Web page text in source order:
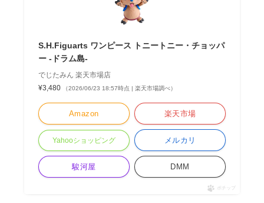
S.H.Figuarts ワンピース トニートニー・チョッパ
ー -ドラム島-
でじたみん 楽天市場店
¥3,480
（2026/06/23 18:57時点 | 楽天市場調べ）
Amazon 楽天市場
Yahooショッピング メルカリ
駿河屋 DMM
ポチップ